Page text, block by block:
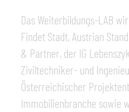
Das Weiterbildungs-LAB
Findet Stadt, Austrian
& Partner, der IG
Ziviltechniker- und
Österreichischer
Immobilienbranche sowie